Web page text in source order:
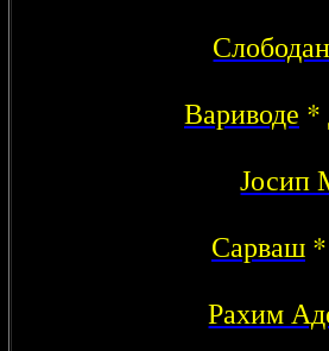
Вариводе *
Јосип
Сарваш
Рахим